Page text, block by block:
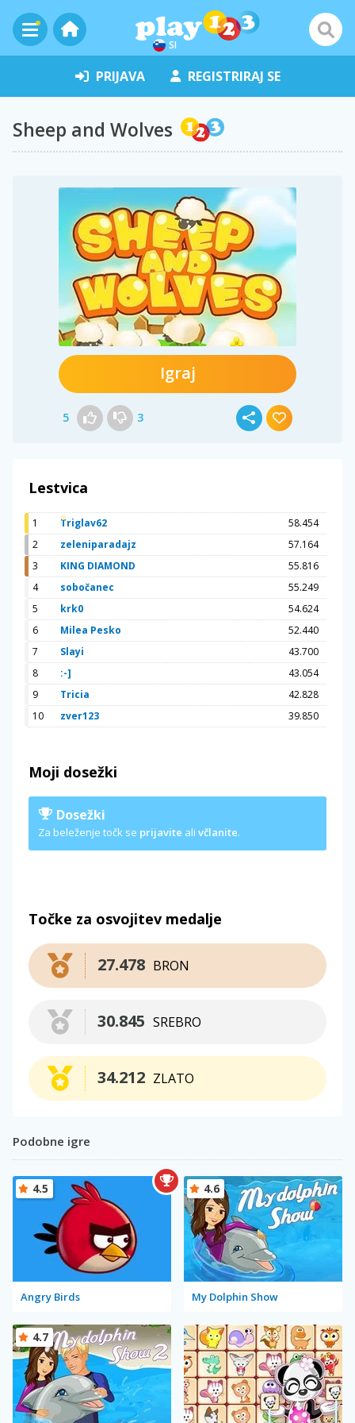
SI
PRIJAVA REGISTRIRAJ SE
Sheep and Wolves
Igraj
5 3
Lestvica
1 Triglav62
58.454
2
zeleniparadajz
57.164
3
KING DIAMOND
55.816
4
sobočanec
55.249
5
krk0
54.624
6
Milea Pesko
52.440
7
Slayi
43.700
8
:-]
43.054
9
Tricia
42.828
10
zver123 39.850
Moji dosežki
Dosežki
Za beleženje točk se prijavite ali včlanite.
Točke za osvojitev medalje
BRON
27.478
SREBRO
30.845
ZLATO
34.212
Podobne igre
Angry Birds
4.5
My Dolphin Show
4.6
4.7